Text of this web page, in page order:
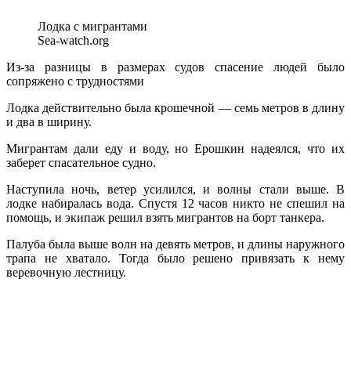
Лодка с мигрантами
Sea-watch.org
Из-за разницы в размерах судов спасение людей было
сопряжено с трудностями
Лодка действительно была крошечной — семь метров в длину
и два в ширину.
Мигрантам дали еду и воду, но Ерошкин надеялся, что их
заберет спасательное судно.
Наступила ночь, ветер усилился, и волны стали выше. В
лодке набиралась вода. Спустя 12 часов никто не спешил на
помощь, и экипаж решил взять мигрантов на борт танкера.
Палуба была выше волн на девять метров, и длины наружного
трапа не хватало. Тогда было решено привязать к нему
веревочную лестницу.